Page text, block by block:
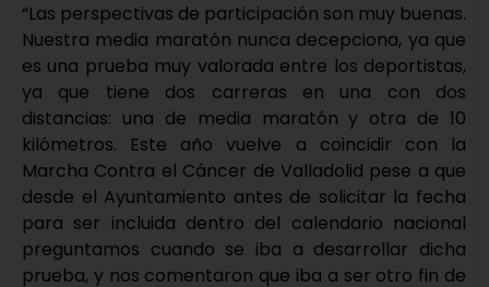
“Las perspectivas de participación son muy buenas.
Nuestra media maratón nunca decepciona, ya que
es una prueba muy valorada entre los deportistas,
ya que tiene dos carreras en una con dos
distancias: una de media maratón y otra de 10
kilómetros. Este año vuelve a coincidir con la
Marcha Contra el Cáncer de Valladolid pese a que
desde el Ayuntamiento antes de solicitar la fecha
para ser incluida dentro del calendario nacional
preguntamos cuando se iba a desarrollar dicha
prueba, y nos comentaron que iba a ser otro fin de